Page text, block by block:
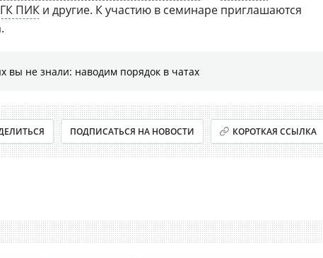
ГК ПИК и другие. К участию в семинаре приглашаются
вы не знали: наводим порядок в чатах
ПОДПИСАТЬСЯ НА НОВОСТИ КОРОТКАЯ ССЫЛКА